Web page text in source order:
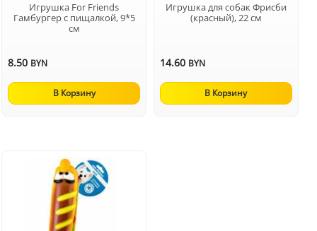
Игрушка For Friends
Гамбургер с пищалкой, 9*5
см
8.50 BYN
В Корзину
Игрушка для собак Фрисби
(красный), 22 см
14.60 BYN
В Корзину